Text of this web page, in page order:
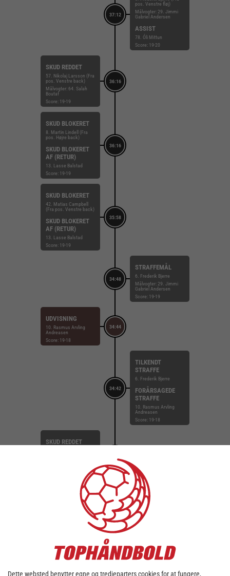
37:12
pos. Venstre fløj)
Målvogter: 29. Jimmi
Gabriel Andersen
ASSIST
78. Óli Mittun
Score: 19-20
36:16
SKUD REDDET
57. Nikolaj Larsson (Fra
pos. Venstre back)
Målvogter: 64. Salah
Boutaf
Score: 19-19
36:16
SKUD BLOKERET
8. Martin Lindell (Fra
pos. Højre back)
SKUD BLOKERET
AF (RETUR)
13. Lasse Balstad
Score: 19-19
35:58
SKUD BLOKERET
42. Matias Campbell
(Fra pos. Venstre back)
SKUD BLOKERET
AF (RETUR)
13. Lasse Balstad
Score: 19-19
34:48
STRAFFEMÅL
6. Frederik Bjerre
Målvogter: 29. Jimmi
Gabriel Andersen
Score: 19-19
34:44
UDVISNING
10. Rasmus Arvling
Andreasen
Score: 19-18
34:42
TILKENDT
STRAFFE
6. Frederik Bjerre
FORÅRSAGEDE
STRAFFE
10. Rasmus Arvling
Andreasen
Score: 19-18
SKUD REDDET
34:21
MÅL
14. Casper Käll (Fra
pos. Gennembrud)
Målvogter: 29. Jimmi
Gabriel Andersen
MÅL
Dette websted benytter egne og tredjeparters cookies for at fungere,